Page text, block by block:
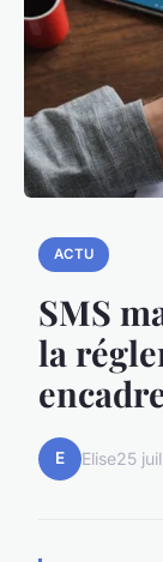
ACTU
SMS
la
E Elise25